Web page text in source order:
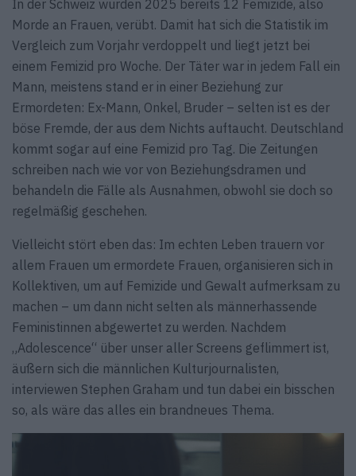
In der Schweiz wurden 2025 bereits 12 Femizide, also
Morde an Frauen, verübt. Damit hat sich die Statistik im
Vergleich zum Vorjahr verdoppelt und liegt jetzt bei
einem Femizid pro Woche. Der Täter war in jedem Fall ein
Mann, meistens stand er in einer Beziehung zur
Ermordeten: Ex-Mann, Onkel, Bruder – selten ist es der
böse Fremde, der aus dem Nichts auftaucht. Deutschland
kommt sogar auf eine Femizid pro Tag. Die Zeitungen
schreiben nach wie vor von Beziehungsdramen und
behandeln die Fälle als Ausnahmen, obwohl sie doch so
regelmäßig geschehen.
Vielleicht stört eben das: Im echten Leben trauern vor
allem Frauen um ermordete Frauen, organisieren sich in
Kollektiven, um auf Femizide und Gewalt aufmerksam zu
machen – um dann nicht selten als männerhassende
Feministinnen abgewertet zu werden. Nachdem
„Adolescence“ über unser aller Screens geflimmert ist,
äußern sich die männlichen Kulturjournalisten,
interviewen Stephen Graham und tun dabei ein bisschen
so, als wäre das alles ein brandneues Thema.